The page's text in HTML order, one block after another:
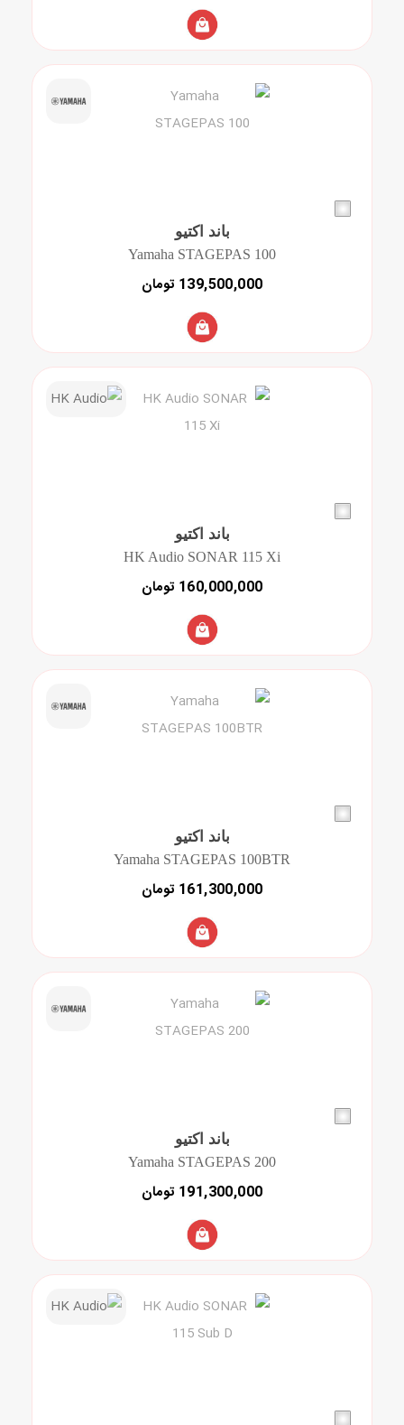
باند اکتیو
Yamaha STAGEPAS 100
139,500,000 تومان
باند اکتیو
HK Audio SONAR 115 Xi
160,000,000 تومان
باند اکتیو
Yamaha STAGEPAS 100BTR
161,300,000 تومان
باند اکتیو
Yamaha STAGEPAS 200
191,300,000 تومان